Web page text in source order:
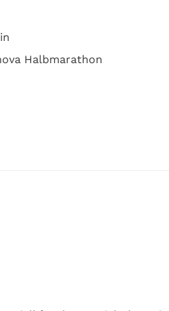
Halbmarathon